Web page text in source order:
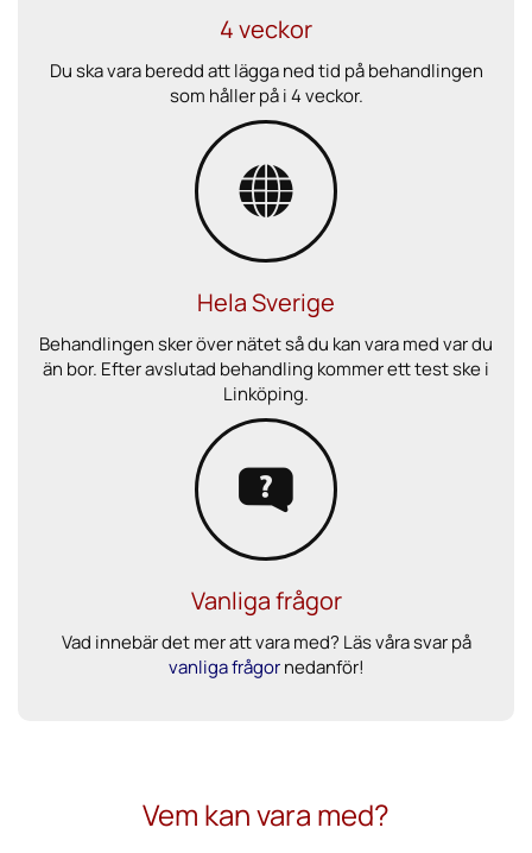
4 veckor
Du ska vara beredd att lägga ned tid på behandlingen
som håller på i 4 veckor.
Hela Sverige
Behandlingen sker över nätet så du kan vara med var du
än bor. Efter avslutad behandling kommer ett test ske i
Linköping.
Vanliga frågor
Vad innebär det mer att vara med? Läs våra svar på
vanliga frågornedanför!
Vem kan vara med?